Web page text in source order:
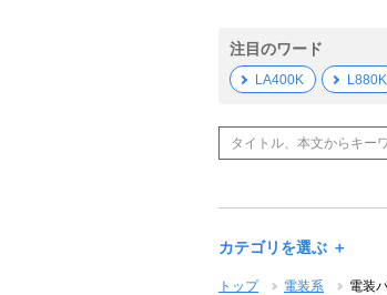
注目のワード
LA400K L880K
カテゴリを選ぶ ＋
トップ 電装系 電装